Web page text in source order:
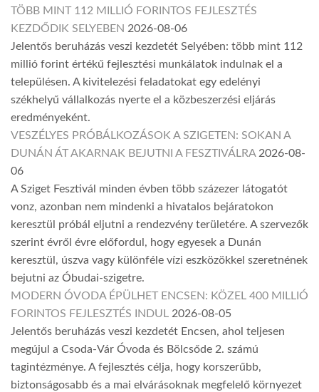
TÖBB MINT 112 MILLIÓ FORINTOS FEJLESZTÉS
KEZDŐDIK SELYEBEN 2026-08-06
Jelentős beruházás veszi kezdetét Selyében: több mint 112
millió forint értékű fejlesztési munkálatok indulnak el a
településen. A kivitelezési feladatokat egy edelényi
székhelyű vállalkozás nyerte el a közbeszerzési eljárás
eredményeként.
VESZÉLYES PRÓBÁLKOZÁSOK A SZIGETEN: SOKAN A
DUNÁN ÁT AKARNAK BEJUTNI A FESZTIVÁLRA 2026-08-
06
A Sziget Fesztivál minden évben több százezer látogatót
vonz, azonban nem mindenki a hivatalos bejáratokon
keresztül próbál eljutni a rendezvény területére. A szervezők
szerint évről évre előfordul, hogy egyesek a Dunán
keresztül, úszva vagy különféle vízi eszközökkel szeretnének
bejutni az Óbudai-szigetre.
MODERN ÓVODA ÉPÜLHET ENCSEN: KÖZEL 400 MILLIÓ
FORINTOS FEJLESZTÉS INDUL 2026-08-05
Jelentős beruházás veszi kezdetét Encsen, ahol teljesen
megújul a Csoda-Vár Óvoda és Bölcsőde 2. számú
tagintézménye. A fejlesztés célja, hogy korszerűbb,
biztonságosabb és a mai elvárásoknak megfelelő környezet